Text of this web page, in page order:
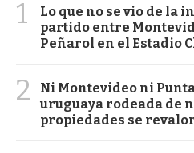
1
Lo que no se vio de la
partido entre
Peñarol en el Estadio
2
Ni Montevideo ni
uruguaya rodeada de
propiedades se